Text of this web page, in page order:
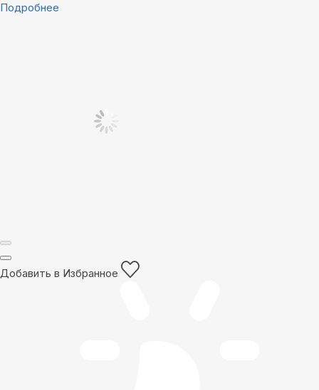
Подробнее
Добавить в Избранное